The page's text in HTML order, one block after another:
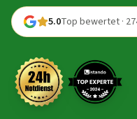
5.0Top bewertet ·